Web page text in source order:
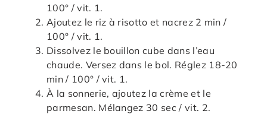
100° / vit. 1.
Ajoutez le riz à risotto et nacrez 2 min /
100° / vit. 1.
Dissolvez le bouillon cube dans l’eau
chaude. Versez dans le bol. Réglez 18-20
min / 100° / vit. 1.
À la sonnerie, ajoutez la crème et le
parmesan. Mélangez 30 sec / vit. 2.